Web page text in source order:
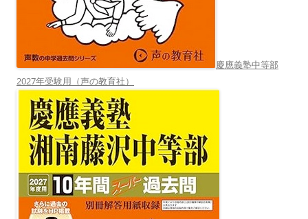
慶應義塾中等部
2027年受験用（声の教育社）